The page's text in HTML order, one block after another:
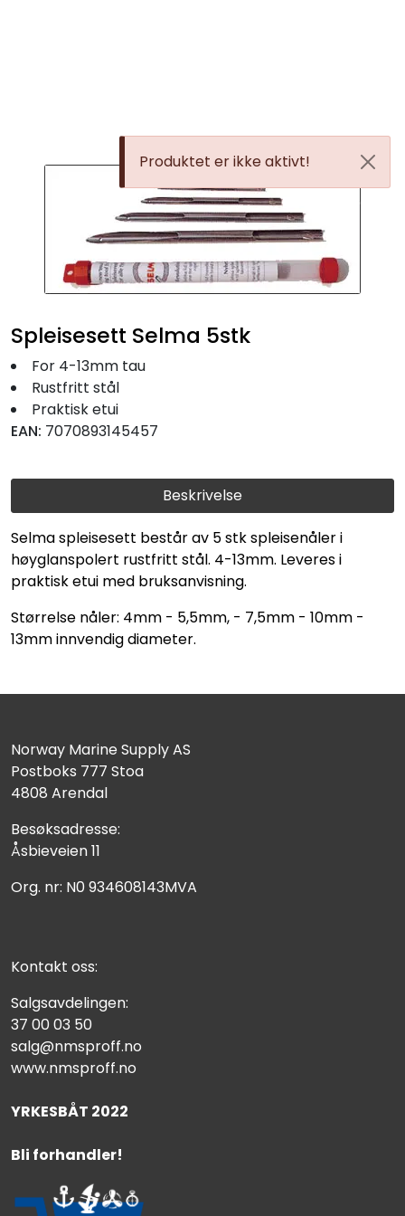
Produktet er ikke aktivt!
Beskrivelse
Selma spleisesett består av 5 stk spleisenåler i
høyglanspolert rustfritt stål. 4-13mm. Leveres i
praktisk etui med bruksanvisning.
Størrelse nåler: 4mm - 5,5mm, - 7,5mm - 10mm -
13mm innvendig diameter.
Spleisesett Selma 5stk
For 4-13mm tau
Rustfritt stål
Praktisk etui
EAN: 7070893145457
Norway Marine Supply AS
Postboks 777 Stoa
4808 Arendal
Besøksadresse:
Åsbieveien 11
Org. nr: N0 934608143MVA
Kontakt oss:
Salgsavdelingen:
37 00 03 50
salg@nmsproff.no
www.nmsproff.no
YRKESBÅT 2022
Bli forhandler!
Bygg/Innredning
Komfort
VVS
Fortøyning
Båtpleie/Opplag
Seil
Nyheter